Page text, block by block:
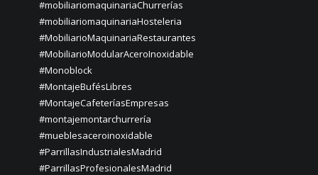
#mobiliariomaquinariaChurrerías
#mobiliariomaquinariaHosteleria
#MobiliarioMaquinariaRestaurantes
#MobiliarioModularAceroInoxidable
#Monoblock
#MontajeBufésLibres
#MontajeCafeteríasEmpresas
#montajemontarchurrería
#mueblesaceroinoxidable
#ParrillasIndustrialesMadrid
#ParrillasProfesionalesMadrid